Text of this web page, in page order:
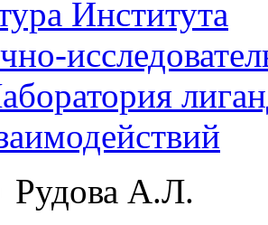
Института
Рудова А.Л.